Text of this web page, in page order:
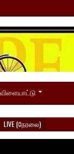
விளையாட்டு
LIVE (நேரலை)